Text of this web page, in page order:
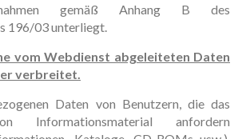
gemäß Anhang B des
196/03 unterliegt.
vom Webdienst abgeleiteten Daten
verbreitet.
Daten von Benutzern, die das
Informationsmaterial anfordern